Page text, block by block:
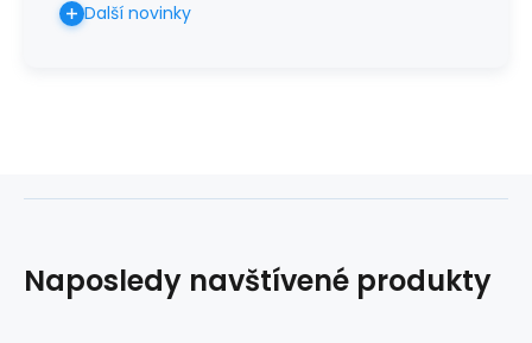
Další novinky
Naposledy navštívené produkty